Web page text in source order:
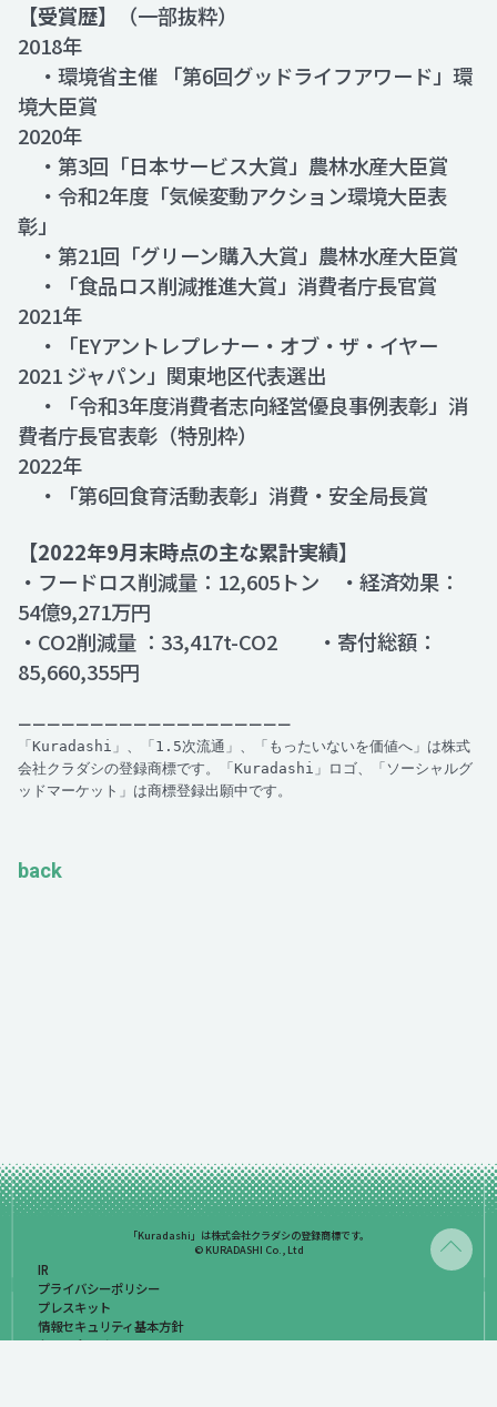
【受賞歴】
（一部抜粋）
2018年
・環境省主催 「第6回グッドライフアワード」環
境大臣賞
2020年
・第3回「日本サービス大賞」農林水産大臣賞
・令和2年度「気候変動アクション環境大臣表
彰」
・第21回「グリーン購入大賞」農林水産大臣賞
・「食品ロス削減推進大賞」消費者庁長官賞
2021年
・「EYアントレプレナー・オブ・ザ・イヤー
2021 ジャパン」関東地区代表選出
・「令和3年度消費者志向経営優良事例表彰」消
費者庁長官表彰（特別枠）
2022年
・「第6回食育活動表彰」消費・安全局長賞
【2022年9月末時点の主な累計実績】
・フードロス削減量：12,605トン ・経済効果：
54億9,271万円
・CO2削減量 ：33,417t-CO2 ・寄付総額：
85,660,355円
ーーーーーーーーーーーーーーーーーーー
「Kuradashi」、「1.5次流通」、「もったいないを価値へ」は株式
会社クラダシの登録商標です。「Kuradashi」ロゴ、「ソーシャルグ
ッドマーケット」は商標登録出願中です。
back
「Kuradashi」は株式会社クラダシの登録商標です。
© KURADASHI Co., Ltd
IR
プライバシーポリシー
プレスキット
情報セキュリティ基本方針
お問い合わせ